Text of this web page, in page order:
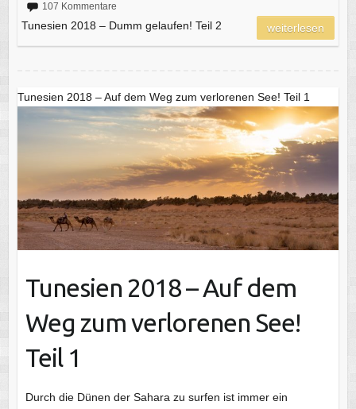
107 Kommentare
Tunesien 2018 – Dumm gelaufen! Teil 2 weiterlesen
Tunesien 2018 – Auf dem Weg zum verlorenen See! Teil 1
Tunesien 2018 – Auf dem
Weg zum verlorenen See!
Teil 1
Durch die Dünen der Sahara zu surfen ist immer ein